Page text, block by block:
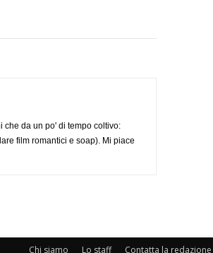
che da un po' di tempo coltivo:
film romantici e soap). Mi piace
Chi siamo Lo staff Contatta la redazione